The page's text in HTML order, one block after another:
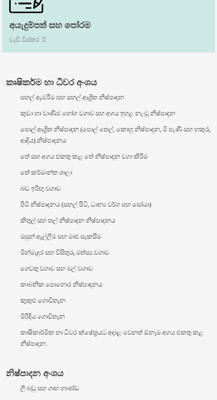
අයැදුම්පත් සහ පෝරම
වැඩි විස්තර
කෘෂිකර්ම හා ධීවර අංශය
සහල් ඇඹරීම සහ සහල් ආශ්‍රිත නිෂ්පාදන
කුඩා හා වාණිජ භෝග වගාව සහ අගය ඉහළ නැංවූ නිෂ්පාදන
පොල් ආශ්‍රිත නිෂ්පාදන (පොල් තෙල්, කොහු නිෂ්පාදන, මී පැණි සහ හකුරු
ආදිය) නිෂ්පාදනය
තේ සහ අගය එකතු කළ තේ නිෂ්පාදන වගා කිරීම
තේ කර්මාන්ත ශාලා
බඩ ඉරිඟු වගාව
පිටි නිෂ්පාදනය (සහල් පිටි, ධාන්‍ය වර්ග සහ සෝයා)
කිතුල් සහ තල් නිෂ්පාදන නිෂ්පාදනය
මසුන් ඇල්ලීම සහ මාළු සැකසීම
මින්මැදුර සහ විසිතුරු මත්ස්‍ය වගාව
ගෙවතු වගාව සහ මල් වගාව
කාබනික පොහොර නිෂ්පාදනය
කුකුළු ගොවිතැන
මිරිදිය ගොවිතැන
කෘෂිකාර්මික හා ධීවර ක්ෂේත්‍රයට අදාළ වෙනත් ඕනෑම අගය එකතු කළ
නිෂ්පාදන.
නිෂ්පාදන අංශය
ලී බඩු සහ ගෘහ භාණ්ඩ